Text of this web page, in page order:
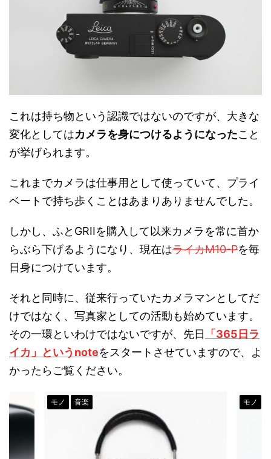
これは持ち物という認識ではないのですが、大きな
変化としてはカメラを身につけるようになったこと
が挙げられます。
これまでカメラは仕事用として使っていて、プライ
ベートで持ち歩くことはあまりありませんでした。
しかし、ふとGRIIを購入して以来カメラを常に首か
らぶら下げるようになり、現在はライカM10-Pを毎
日身につけています。
それと同時に、従来行っていたカメラマンとしてだ
けではなく、写真家としての活動も始めています。
その一環といわけではないですが、先日
「365日ラ
イカ」というnoteをスタートさせていますので、よ
かったらご覧ください。
モノ 音楽 モノ